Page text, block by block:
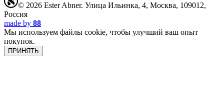
© 2026 Ester Abner. Улица Ильинка, 4, Москва, 109012,
Россия
made by 88
Мы используем файлы cookie, чтобы улучший ваш опыт
покупок.
ПРИНЯТЬ